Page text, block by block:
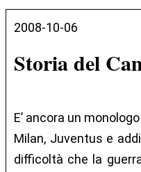
2008-10-06
Storia del
E’ ancora un
Milan, Juventus e
difficoltà che la